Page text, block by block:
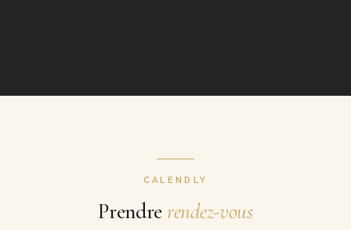
CALENDLY
Prendrerendez-vous